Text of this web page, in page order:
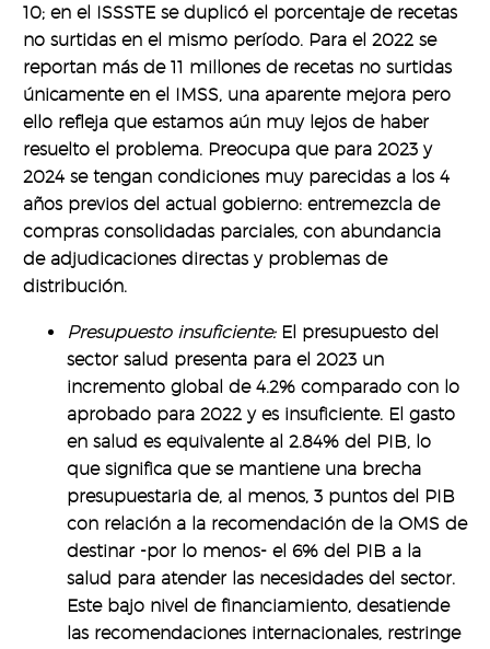
10; en el ISSSTE se duplicó el porcentaje de recetas
no surtidas en el mismo período. Para el 2022 se
reportan más de 11 millones de recetas no surtidas
únicamente en el IMSS, una aparente mejora pero
ello refleja que estamos aún muy lejos de haber
resuelto el problema. Preocupa que para 2023 y
2024 se tengan condiciones muy parecidas a los 4
años previos del actual gobierno: entremezcla de
compras consolidadas parciales, con abundancia
de adjudicaciones directas y problemas de
distribución.
Presupuesto insuficiente: El presupuesto del
sector salud presenta para el 2023 un
incremento global de 4.2% comparado con lo
aprobado para 2022 y es insuficiente. El gasto
en salud es equivalente al 2.84% del PIB, lo
que significa que se mantiene una brecha
presupuestaria de, al menos, 3 puntos del PIB
con relación a la recomendación de la OMS de
destinar -por lo menos- el 6% del PIB a la
salud para atender las necesidades del sector.
Este bajo nivel de financiamiento, desatiende
las recomendaciones internacionales, restringe